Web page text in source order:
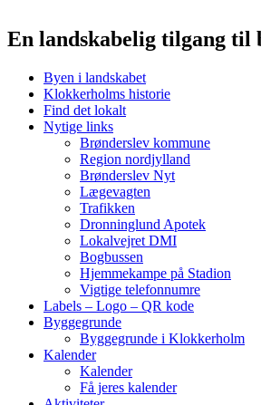
En landskabelig tilgang til
Byen i landskabet
Klokkerholms historie
Find det lokalt
Nytige links
Brønderslev kommune
Region nordjylland
Brønderslev Nyt
Lægevagten
Trafikken
Dronninglund Apotek
Lokalvejret DMI
Bogbussen
Hjemmekampe på Stadion
Vigtige telefonnumre
Labels – Logo – QR kode
Byggegrunde
Byggegrunde i Klokkerholm
Kalender
Kalender
Få jeres kalender